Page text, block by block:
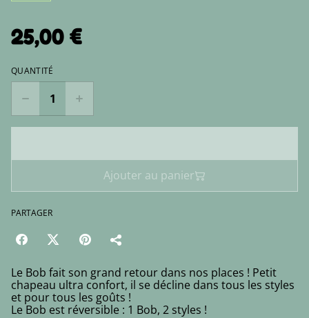
25,00 €
QUANTITÉ
Ajouter au panier
PARTAGER
Le Bob fait son grand retour dans nos places ! Petit
chapeau ultra confort, il se décline dans tous les styles
et pour tous les goûts !
Le Bob est réversible : 1 Bob, 2 styles !